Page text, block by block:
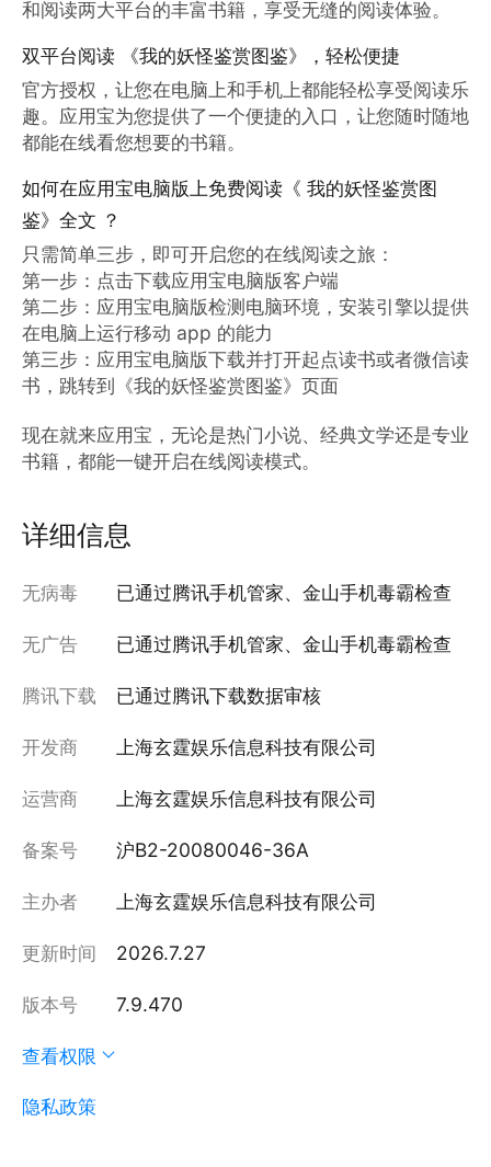
和阅读两大平台的丰富书籍，享受无缝的阅读体验。
双平台阅读 《我的妖怪鉴赏图鉴》，轻松便捷
官方授权，让您在电脑上和手机上都能轻松享受阅读乐
趣。应用宝为您提供了一个便捷的入口，让您随时随地
都能在线看您想要的书籍。
如何在应用宝电脑版上免费阅读《 我的妖怪鉴赏图
鉴》全文 ？
只需简单三步，即可开启您的在线阅读之旅：
第一步：点击下载应用宝电脑版客户端
第二步：应用宝电脑版检测电脑环境，安装引擎以提供
在电脑上运行移动 app 的能力
第三步：应用宝电脑版下载并打开起点读书或者微信读
书，跳转到《我的妖怪鉴赏图鉴》页面
现在就来应用宝，无论是热门小说、经典文学还是专业
书籍，都能一键开启在线阅读模式。
详细信息
无病毒 已通过腾讯手机管家、金山手机毒霸检查
无广告 已通过腾讯手机管家、金山手机毒霸检查
腾讯下载 已通过腾讯下载数据审核
开发商 上海玄霆娱乐信息科技有限公司
运营商 上海玄霆娱乐信息科技有限公司
备案号 沪B2-20080046-36A
主办者 上海玄霆娱乐信息科技有限公司
更新时间 2026.7.27
版本号 7.9.470
查看权限
隐私政策